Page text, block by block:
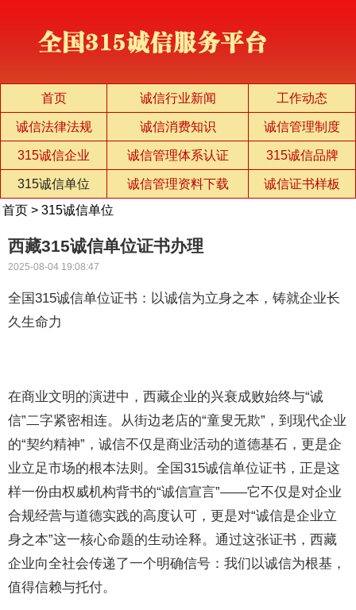
首页 诚信行业新闻 工作动态
诚信法律法规 诚信消费知识 诚信管理制度
315诚信企业 诚信管理体系认证 315诚信品牌
315诚信单位 诚信管理资料下载
诚信证书样板
首页 > 315诚信单位
西藏315诚信单位证书办理
2025-08-04 19:08:47
全国315诚信单位证书：以诚信为立身之本，铸就企业长
久生命力
在商业文明的演进中，西藏企业的兴衰成败始终与“诚
信”二字紧密相连。从街边老店的“童叟无欺”，到现代企业
的“契约精神”，诚信不仅是商业活动的道德基石，更是企
业立足市场的根本法则。全国315诚信单位证书，正是这
样一份由权威机构背书的“诚信宣言”——它不仅是对企业
合规经营与道德实践的高度认可，更是对“诚信是企业立
身之本”这一核心命题的生动诠释。通过这张证书，西藏
企业向全社会传递了一个明确信号：我们以诚信为根基，
值得信赖与托付。